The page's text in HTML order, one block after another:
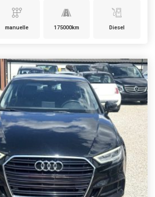
manuelle 175000km Diesel